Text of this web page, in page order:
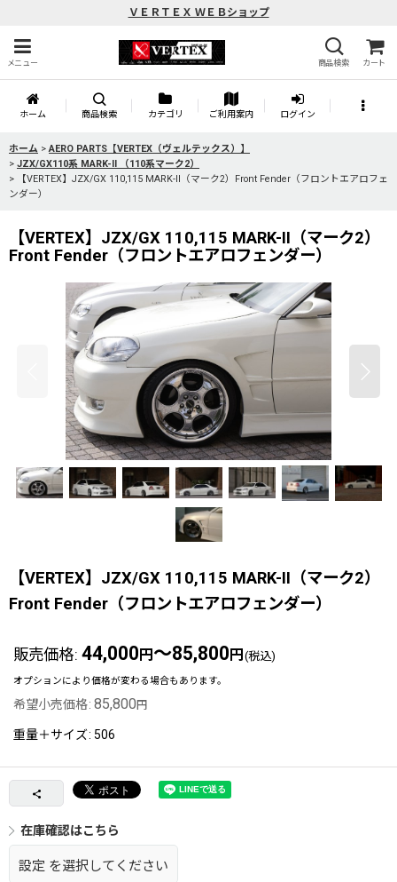
ＶＥＲＴＥＸ ＷＥＢショップ
メニュー 商品検索 カート
ホーム 商品検索 カテゴリ ご利用案内 ログイン
ホーム > AERO PARTS【VERTEX（ヴェルテックス）】
> JZX/GX110系 MARK-II （110系マーク2）
>
【VERTEX】JZX/GX 110,115 MARK-II（マーク2）Front Fender（フロントエアロフェ
ンダー）
【VERTEX】JZX/GX 110,115 MARK-II（マーク2）
Front Fender（フロントエアロフェンダー）
【VERTEX】JZX/GX 110,115 MARK-II（マーク2）
Front Fender（フロントエアロフェンダー）
販売価格: 44,000 円 ～85,800 円 (税込)
オプションにより価格が変わる場合もあります。
希望小売価格: 85,800 円
重量＋サイズ: 506
在庫確認はこちら
設定 を選択してください